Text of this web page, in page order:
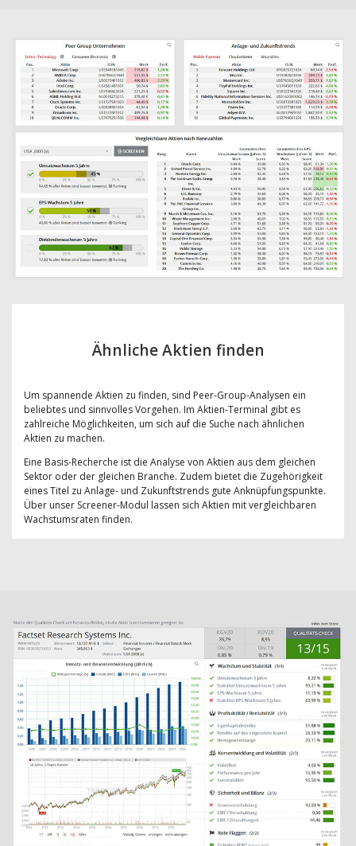
Ähnliche Aktien finden
Um spannende Aktien zu finden, sind Peer-Group-Analysen ein
beliebtes und sinnvolles Vorgehen. Im Aktien-Terminal gibt es
zahlreiche Möglichkeiten, um sich auf die Suche nach ähnlichen
Aktien zu machen.
Eine Basis-Recherche ist die Analyse von Aktien aus dem gleichen
Sektor oder der gleichen Branche. Zudem bietet die Zugehörigkeit
eines Titel zu Anlage- und Zukunftstrends gute Anknüpfungspunkte.
Über unser Screener-Modul lassen sich Aktien mit vergleichbaren
Wachstumsraten finden.